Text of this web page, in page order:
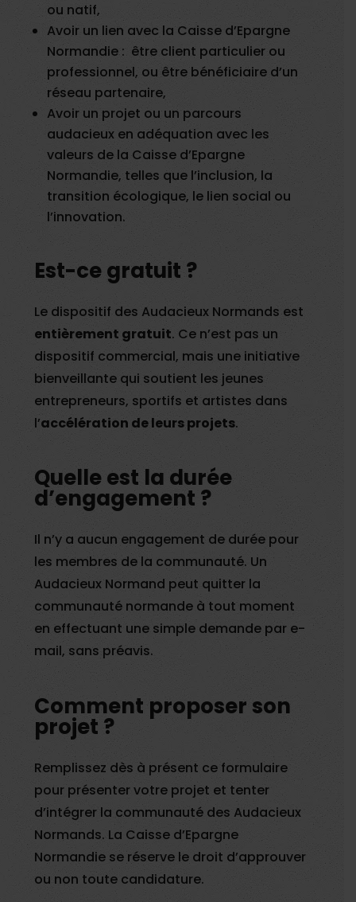
ou natif,
Avoir un lien avec la Caisse d’Epargne
Normandie : être client particulier ou
professionnel, ou être bénéficiaire d’un
réseau partenaire,
Avoir un projet ou un parcours
audacieux en adéquation avec les
valeurs de la Caisse d’Epargne
Normandie, telles que l’inclusion, la
transition écologique, le lien social ou
l’innovation.
Est-ce gratuit ?
Le dispositif des Audacieux Normands est
entièrement gratuit. Ce n’est pas un
dispositif commercial, mais une initiative
bienveillante qui soutient les jeunes
entrepreneurs, sportifs et artistes dans
l’accélération de leurs projets.
Quelle est la durée
d’engagement ?
Il n’y a aucun engagement de durée pour
les membres de la communauté. Un
Audacieux Normand peut quitter la
communauté normande à tout moment
en effectuant une simple demande par e-
mail, sans préavis.
Comment proposer son
projet ?
Remplissez dès à présent ce formulaire
pour présenter votre projet et tenter
d’intégrer la communauté des Audacieux
Normands. La Caisse d’Epargne
Normandie se réserve le droit d’approuver
ou non toute candidature.